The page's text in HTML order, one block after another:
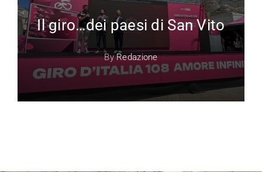
Il giro…dei paesi di San Vito
ByRedazione